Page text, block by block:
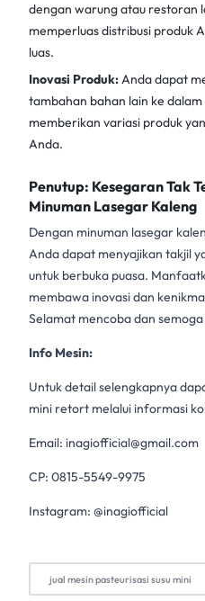
dengan warung atau restoran
memperluas distribusi produk
luas.
Inovasi Produk:Anda dapat
tambahan bahan lain ke
memberikan variasi produk
Anda.
Penutup: Kesegaran Tak
Minuman Lasegar Kaleng
Dengan minuman lasegar
Anda dapat menyajikan takjil
untuk berbuka puasa.
membawa inovasidan
Selamat mencoba dan semoga
Info Mesin:
Untuk detail selengkapnya
mini retort melalui informasi
Email: inagiofficial@gmail.com
CP: 0815-5549-9975
Instagram: @inagiofficial
jual mesin pasteurisasi susu mini